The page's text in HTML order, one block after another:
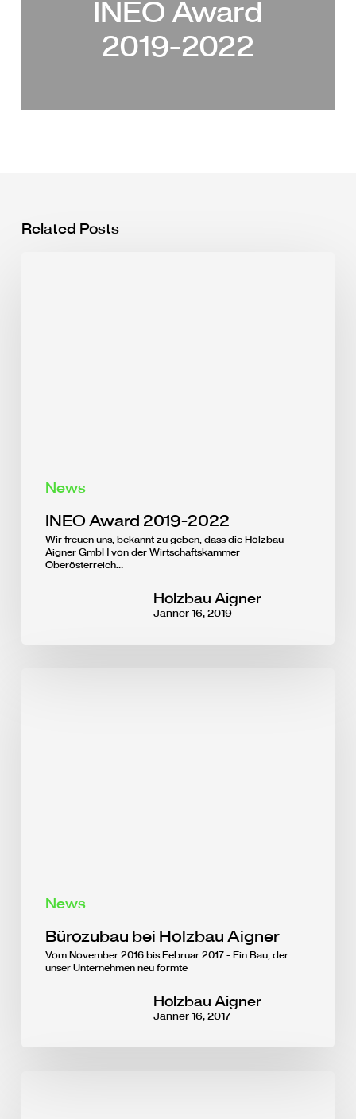
INEO Award
2019-2022
Related Posts
News
INEO Award 2019-2022
Wir freuen uns, bekannt zu geben, dass die Holzbau
Aigner GmbH von der Wirtschaftskammer
Oberösterreich…
Holzbau Aigner
Jänner 16, 2019
News
Bürozubau bei Holzbau Aigner
Vom November 2016 bis Februar 2017 - Ein Bau, der
unser Unternehmen neu formte
Holzbau Aigner
Jänner 16, 2017